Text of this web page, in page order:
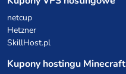
netcup
Hetzner
SkillHost.pl
Kupony hostingu Minecraft